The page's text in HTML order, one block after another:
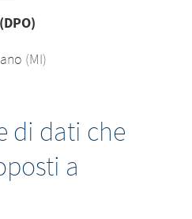
(MI)
di dati che
a